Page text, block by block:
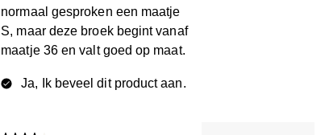
normaal gesproken een maatje
S, maar deze broek begint vanaf
maatje 36 en valt goed op maat.
Ja, Ik beveel dit product aan.